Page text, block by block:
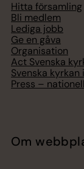
Hitta församling
Bli medlem
Lediga jobb
Ge en gåva
Organisation
Act Svenska
Svenska
Press –
Om